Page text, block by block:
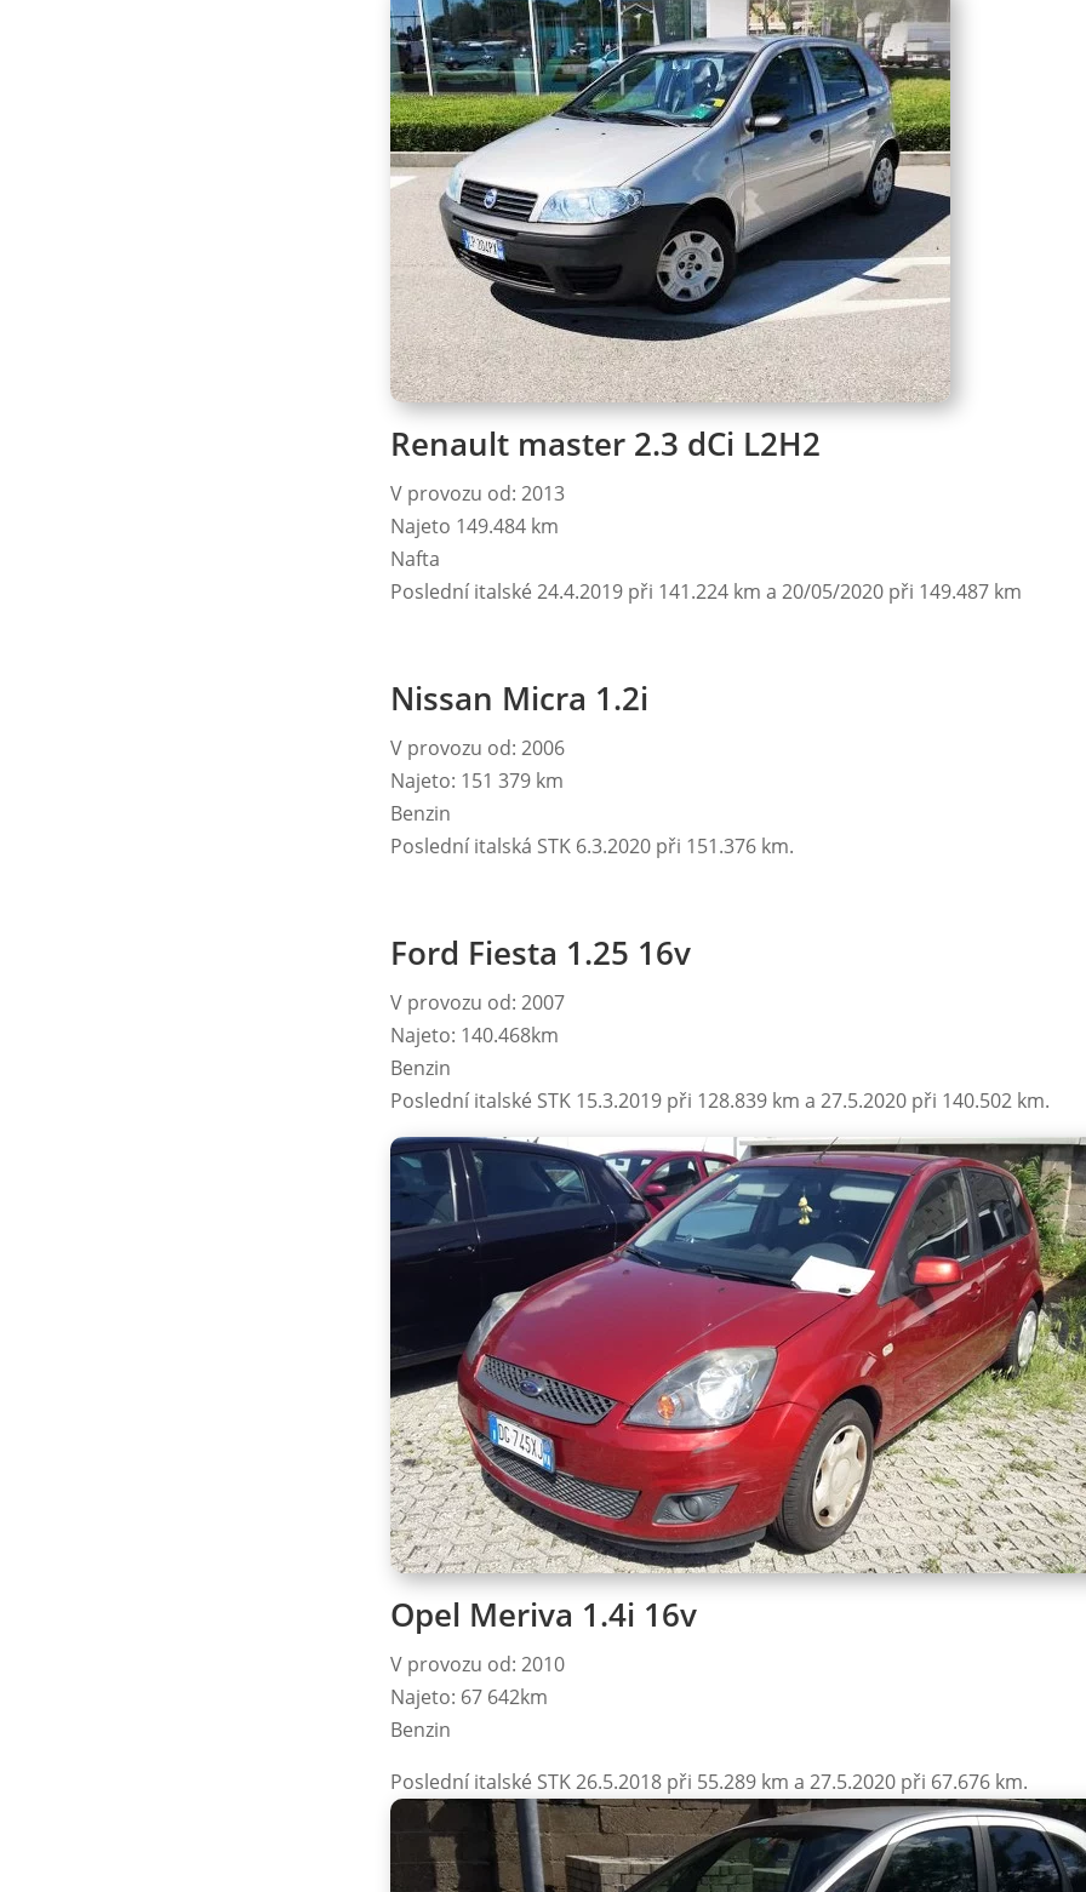
Renault master 2.3 dCi L2H2
V provozu od: 2013
Najeto 149.484 km
Nafta
Poslední italské 24.4.2019 při 141.224 km a 20/05/2020 při 149.487 km
Nissan Micra 1.2i
V provozu od: 2006
Najeto: 151 379 km
Benzin
Poslední italská STK 6.3.2020 při 151.376 km.
Ford Fiesta 1.25 16v
V provozu od: 2007
Najeto: 140.468km
Benzin
Poslední italské STK 15.3.2019 při 128.839 km a 27.5.2020 při 140.502 km.
Opel Meriva 1.4i 16v
V provozu od: 2010
Najeto: 67 642km
Benzin
Poslední italské STK 26.5.2018 při 55.289 km a 27.5.2020 při 67.676 km.
Na našich webových stránkách používáme soubory cookie k
služeb, personalizaci reklam a analýze návštěvnosti. Kliknutím na
„Přijmout“ vyjadřujete souhlas s použitím VŠECH souborů cookie.
Nastavení PŘIJMOUT